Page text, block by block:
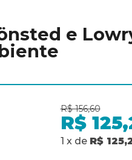
e
R$ 156,60
R$
1 x de R$